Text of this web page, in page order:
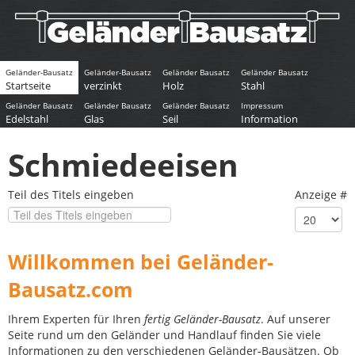
Geländer-Bausatz
Startseite
Geländer-Bausatz
verzinkt
Geländer Bausatz
Holz
Geländer Bausatz
Stahl
Geländer Bausatz
Edelstahl
Geländer Bausatz
Glas
Geländer Bausatz
Seil
Impressum
Information
Schmiedeeisen
Teil des Titels eingeben Anzeige #
Willkommen bei Geländer-
Bausatz.com
Ihrem Experten für Ihren fertig Geländer-Bausatz. Auf unserer
Seite rund um den Geländer und Handlauf finden Sie viele
Informationen zu den verschiedenen Geländer-Bausätzen. Ob